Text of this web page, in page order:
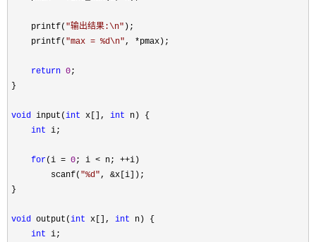
    printf(
"输出结果:\n" );
    printf(
"max = %d\n", *pmax);
return 0;
}
void input(int x[], int n) {
int i;
for(i = 0; i < n; ++i)
        scanf(
"%d", &x[i]);
}
void output(int x[], int n) {
int i;